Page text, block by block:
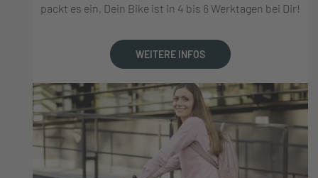
packt es ein, Dein Bike ist in 4 bis 6 Werktagen bei Dir!
WEITERE INFOS